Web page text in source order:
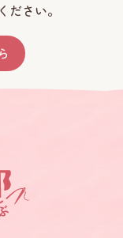
さい。